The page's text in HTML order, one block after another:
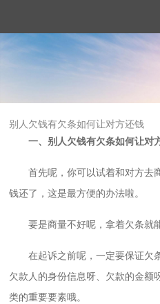
别人欠钱有欠条如何让对方还钱
一、别人欠钱有欠条如何让对
首先呢，你可以试着和对方去
钱还了，这是最方便的办法啦。
要是商量不好呢，拿着欠条就
在起诉之前呢，一定要保证欠
欠款人的身份信息呀、欠款的金额
类的重要要素哦。